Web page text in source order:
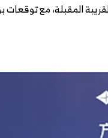
المقبلة، مع توقعات